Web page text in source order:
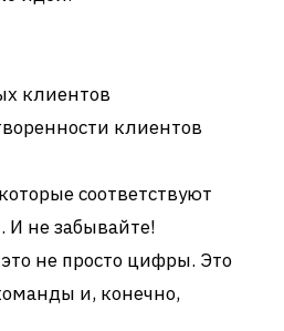
клиентов
клиентов
соответствуют
не забывайте!
не просто цифры. Это
и, конечно,